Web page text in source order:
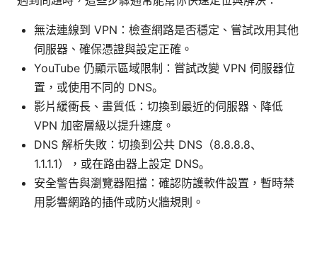
無法連線到 VPN：檢查網路是否穩定、嘗試改用其他
伺服器、確保憑證與設定正確。
YouTube 仍顯示區域限制：嘗試改變 VPN 伺服器位
置，或使用不同的 DNS。
影片緩衝長、畫質低：切換到最近的伺服器、降低
VPN 加密層級以提升速度。
DNS 解析失敗：切換到公共 DNS（8.8.8.8、
1.1.1.1），或在路由器上設定 DNS。
安全警告與瀏覽器阻擋：確認防護軟件設置，暫時禁
用影響網路的插件或防火牆規則。